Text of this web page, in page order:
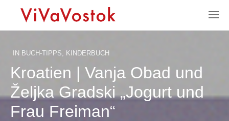
IN BUCH-TIPPS, KINDERBUCH
Kroatien | Vanja Obad und
Željka Gradski „Jogurt und
Frau Freiman“